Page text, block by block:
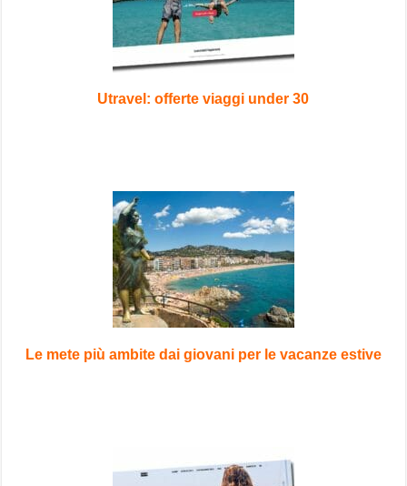
Utravel: offerte viaggi under 30
Le mete più ambite dai giovani per le vacanze estive